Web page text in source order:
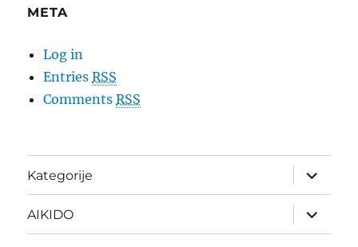
META
Log in
EntriesRSS
CommentsRSS
Kategorije
expand
child
menu
AIKIDO
expand
child
menu